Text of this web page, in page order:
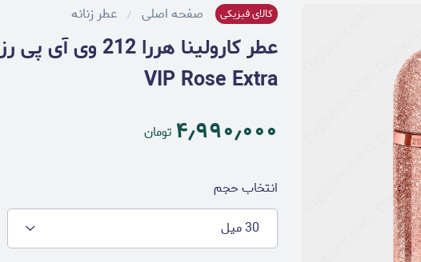
کالای فیزیکی صفحه اصلی عطر زنانه
VIP Rose Extra
۴٫۹۹۰٫۰۰۰ تومان
انتخاب حجم
30 میل